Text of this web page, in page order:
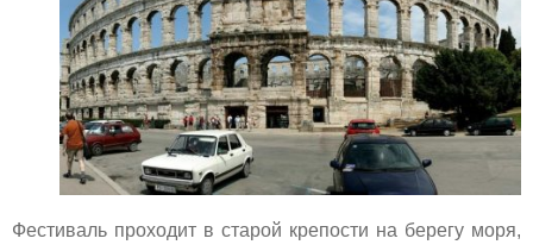
Фестиваль проходит в старой крепости на берегу моря,